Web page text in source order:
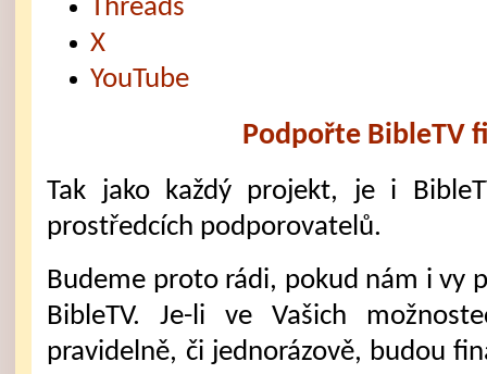
Threads
X
YouTube
Podpořte BibleTV
Tak jako každý projekt, je i
prostředcích podporovatelů.
Budeme proto rádi, pokud nám i vy
BibleTV. Je-li ve Vašich
pravidelně, či jednorázově, budou